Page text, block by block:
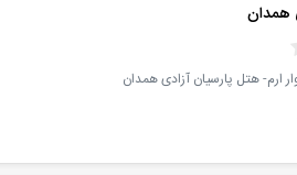
همدان
ارم- هتل پارسیان آزادی همدان